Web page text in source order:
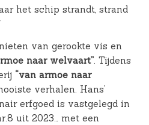
het schip strandt, strand
van gerookte vis en
naar welvaart”. Tijdens
“van armoe naar
verhalen. Hans’
erfgoed is vastgelegd in
uit 2023… met een